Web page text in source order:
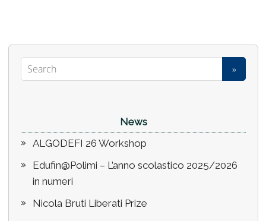
News
ALGODEFI 26 Workshop
Edufin@Polimi – L’anno scolastico 2025/2026
in numeri
Nicola Bruti Liberati Prize